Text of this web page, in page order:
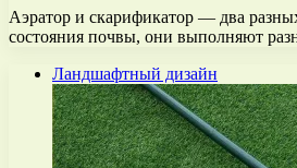
Аэратор и скарификатор — два
состояния почвы, они выполняют
Ландшафтный дизайн